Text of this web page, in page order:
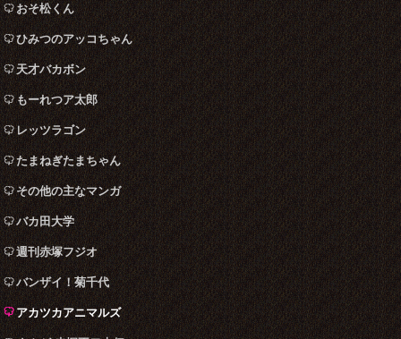
おそ松くん
ひみつのアッコちゃん
天才バカボン
もーれつア太郎
レッツラゴン
たまねぎたまちゃん
その他の主なマンガ
バカ田大学
週刊赤塚フジオ
バンザイ！菊千代
アカツカアニマルズ